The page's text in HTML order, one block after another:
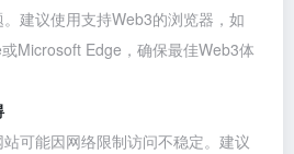
建议使用支持Web3的浏览器，如
或Microsoft Edge ，确保最佳Web3体
能因网络限制访问不稳定。建议